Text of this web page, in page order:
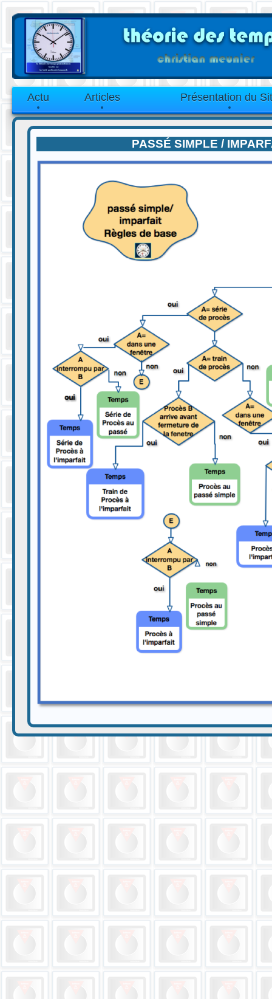
Actu Articles Présentation du
PASSÉ SIMPLE /